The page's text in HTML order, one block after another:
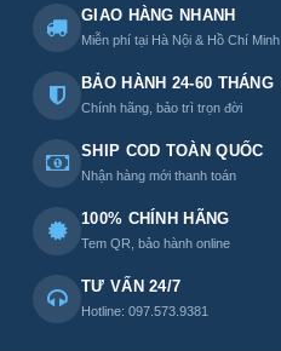
GIAO HÀNG NHANH
Miễn phí tại Hà Nội & Hồ Chí Minh
BẢO HÀNH 24-60 THÁNG
Chính hãng, bảo trì trọn đời
SHIP COD TOÀN QUỐC
Nhận hàng mới thanh toán
100% CHÍNH HÃNG
Tem QR, bảo hành online
TƯ VẤN 24/7
Hotline: 097.573.9381